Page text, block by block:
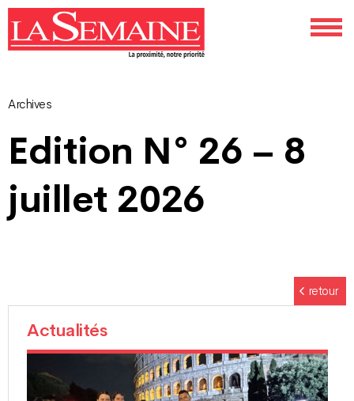
Archives
Edition N° 26 – 8
juillet 2026
retour
Actualités
Navigation
des
articles